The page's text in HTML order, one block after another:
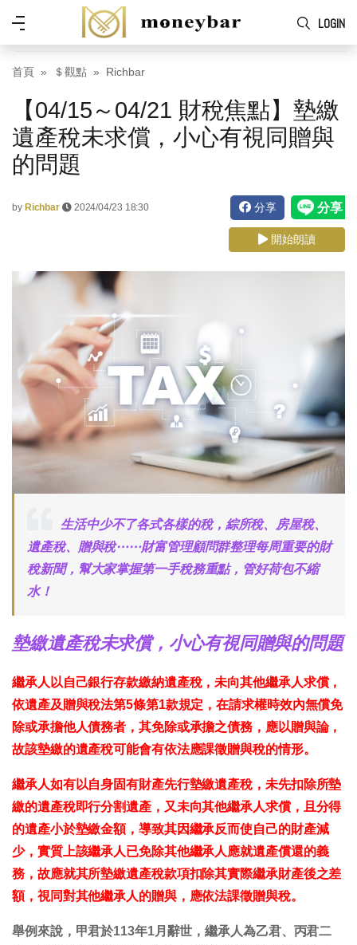
Skip to main content
LOGIN
功
能
表
首頁 ＄觀點 Richbar
【04/15～04/21 財稅焦點】墊繳
遺產稅未求償，小心有視同贈與
的問題
by Richbar 2024/04/23 18:30 分享
開始朗讀
生活中少不了各式各樣的稅，綜所稅、房屋稅、
遺產稅、贈與稅⋯⋯財富管理顧問群整理每周重要的財
稅新聞，幫大家掌握第一手稅務重點，管好荷包不縮
水！
墊繳遺產稅未求償，小心有視同贈與的問題
繼承人以自己銀行存款繳納遺產稅，未向其他繼承人求償，
依遺產及贈與稅法第5條第1款規定，在請求權時效內無償免
除或承擔他人債務者，其免除或承擔之債務，應以贈與論，
故該墊繳的遺產稅可能會有依法應課徵贈與稅的情形。
繼承人如有以自身固有財產先行墊繳遺產稅，未先扣除所墊
繳的遺產稅即行分割遺產，又未向其他繼承人求償，且分得
的遺產小於墊繳金額，導致其因繼承反而使自己的財產減
少，實質上該繼承人已免除其他繼承人應就遺產償還的義
務，故應就其所墊繳遺產稅款項扣除其實際繼承財產後之差
額，視同對其他繼承人的贈與，應依法課徵贈與稅。
舉例來說，甲君於113年1月辭世，繼承人為乙君、丙君二